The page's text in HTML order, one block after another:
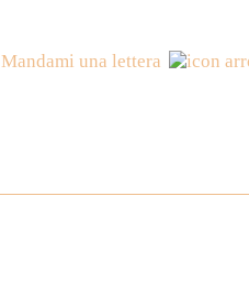
Mandami una lettera